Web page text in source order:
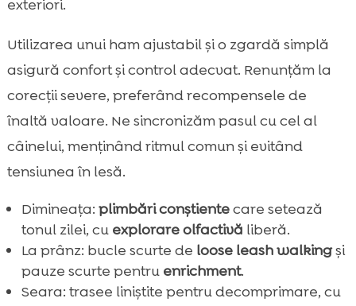
exteriori.
Utilizarea unui ham ajustabil și o zgardă simplă
asigură confort și control adecvat. Renunțăm la
corecții severe, preferând recompensele de
înaltă valoare. Ne sincronizăm pasul cu cel al
câinelui, menținând ritmul comun și evitând
tensiunea în lesă.
Dimineața: plimbări conștientecare setează
tonul zilei, cu explorare olfactivă liberă.
La prânz: bucle scurte de loose leash walkingși
pauze scurte pentru enrichment.
Seara: trasee liniștite pentru decomprimare, cu